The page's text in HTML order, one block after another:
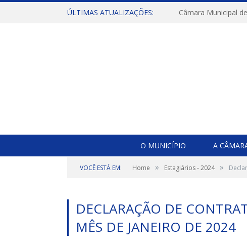
ÚLTIMAS ATUALIZAÇÕES:
O MUNICÍPIO A
VOCÊ ESTÁ EM: Home » Estagiários - 2024 »
DECLARAÇÃO DE
MÊS DE JANEIRO DE 2024